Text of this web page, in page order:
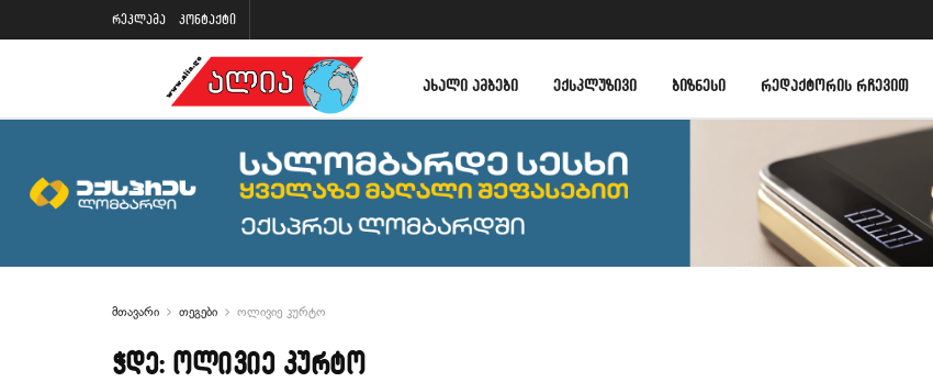
რეკლამა კონტაქტი
ᲐᲮᲐᲚᲘ ᲐᲛᲑᲔᲑᲘ ᲔᲥᲡᲙᲚᲣᲖᲘᲕᲘ ᲑᲘᲖᲜᲔᲡᲘ ᲠᲔᲓᲐᲥᲢᲝᲠᲘᲡ ᲠᲩᲔᲕᲘᲗ
მთავარი თეგები ოლივიე კურტო
ჭდე: ოლივიე კურტო